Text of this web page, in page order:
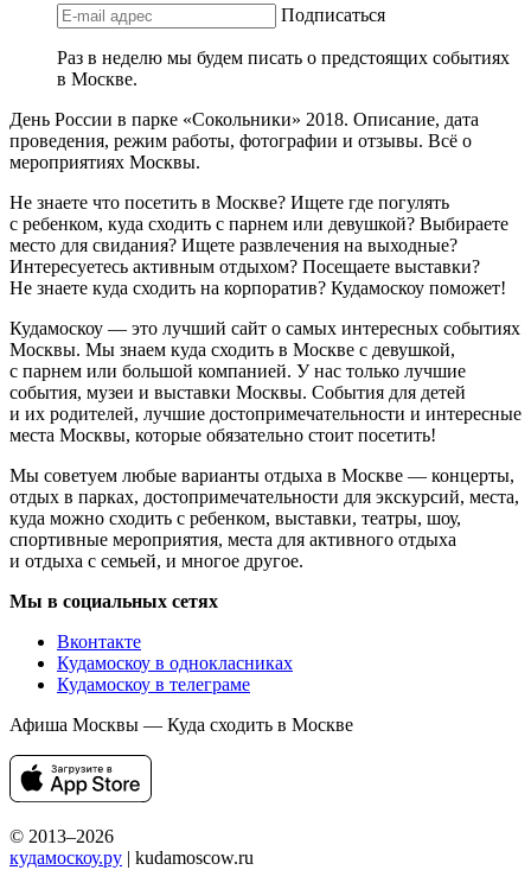
Подписаться
Раз в неделю мы будем писать о предстоящих событиях
в Москве.
День России в парке «Сокольники» 2018. Описание, дата
проведения, режим работы, фотографии и отзывы. Всё о
мероприятиях Москвы.
Не знаете что посетить в Москве? Ищете где погулять
с ребенком, куда сходить с парнем или девушкой? Выбираете
место для свидания? Ищете развлечения на выходные?
Интересуетесь активным отдыхом? Посещаете выставки?
Не знаете куда сходить на корпоратив? Кудамоскоу поможет!
Кудамоскоу — это лучший сайт о самых интересных событиях
Москвы. Мы знаем куда сходить в Москве с девушкой,
с парнем или большой компанией. У нас только лучшие
события, музеи и выставки Москвы. События для детей
и их родителей, лучшие достопримечательности и интересные
места Москвы, которые обязательно стоит посетить!
Мы советуем любые варианты отдыха в Москве — концерты,
отдых в парках, достопримечательности для экскурсий, места,
куда можно сходить с ребенком, выставки, театры, шоу,
спортивные мероприятия, места для активного отдыха
и отдыха с семьей, и многое другое.
Мы в социальных сетях
Вконтакте
Кудамоскоу в однокласниках
Кудамоскоу в телеграме
Афиша Москвы — Куда сходить в Москве
© 2013–2026
кудамоскоу.ру | kudamoscow.ru